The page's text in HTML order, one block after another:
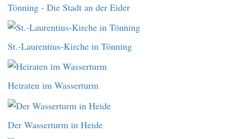
Tönning - Die Stadt an der Eider
St.-Laurentius-Kirche in Tönning
Heiraten im Wasserturm
Der Wasserturm in Heide